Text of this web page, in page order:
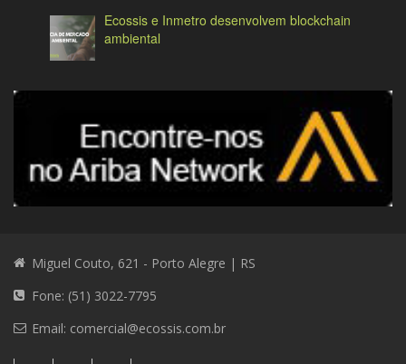
Ecossis e Inmetro desenvolvem blockchain
ambiental
Miguel Couto, 621 - Porto Alegre | RS
Fone: (51) 3022-7795
Email: comercial@ecossis.com.br